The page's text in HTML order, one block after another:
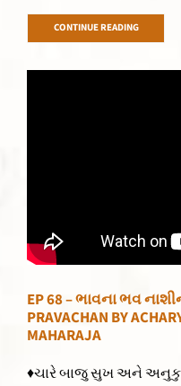
CONTINUE READING
EP 68 – ભાવના ભવ
PRAVACHAN BY
MAHARAJA
♦ચારે બાજુ સુખ અને